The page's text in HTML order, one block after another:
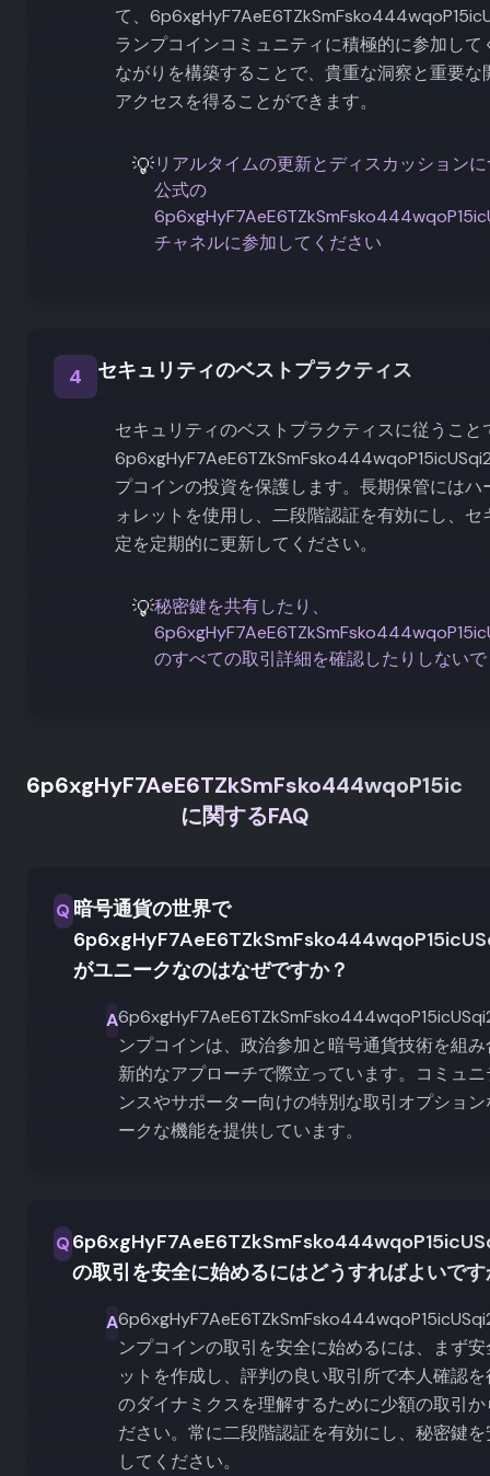
て、
ランプコインコミュニティに積極的に参加して
ながりを構築することで、貴重な洞察と重要な
アクセスを得ることができます。
💡リアルタイムの更新とディスカッション
公式の
チャネルに参加してください
4 セキュリティのベストプラクティス
セキュリティのベストプラクティスに従うこと
プコインの投資を保護します。長期保管にはハ
ォレットを使用し、二段階認証を有効にし、セ
定を定期的に更新してください。
💡秘密鍵を共有したり、
のすべての取引詳細を確認したりしない
に関するFAQ
Q 暗号通貨の世界で
がユニークなのはなぜですか？
A
ンプコインは、政治参加と暗号通貨技術を組
新的なアプローチで際立っています。コミュ
ンスやサポーター向けの特別な取引オプショ
ークな機能を提供しています。
Q
の取引を安全に始めるにはどうすればよいで
A
ンプコインの取引を安全に始めるには、まず
ットを作成し、評判の良い取引所で本人確認
のダイナミクスを理解するために少額の取引
ださい。常に二段階認証を有効にし、秘密鍵
してください。